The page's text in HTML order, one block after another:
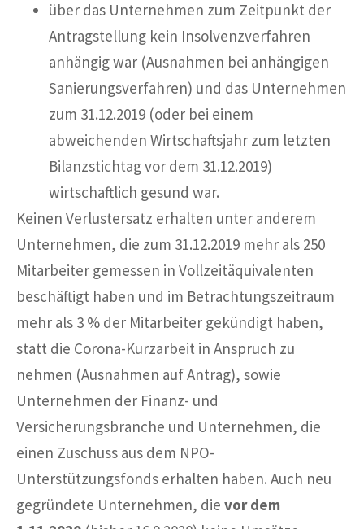
über das Unternehmen zum Zeitpunkt der
Antragstellung kein Insolvenzverfahren
anhängig war (Ausnahmen bei anhängigen
Sanierungsverfahren) und das Unternehmen
zum 31.12.2019 (oder bei einem
abweichenden Wirtschaftsjahr zum letzten
Bilanzstichtag vor dem 31.12.2019)
wirtschaftlich gesund war.
Keinen Verlustersatz erhalten unter anderem
Unternehmen, die zum 31.12.2019 mehr als 250
Mitarbeiter gemessen in Vollzeitäquivalenten
beschäftigt haben und im Betrachtungszeitraum
mehr als 3 % der Mitarbeiter gekündigt haben,
statt die Corona-Kurzarbeit in Anspruch zu
nehmen (Ausnahmen auf Antrag), sowie
Unternehmen der Finanz- und
Versicherungsbranche und Unternehmen, die
einen Zuschuss aus dem NPO-
Unterstützungsfonds erhalten haben. Auch neu
gegründete Unternehmen, die vor dem